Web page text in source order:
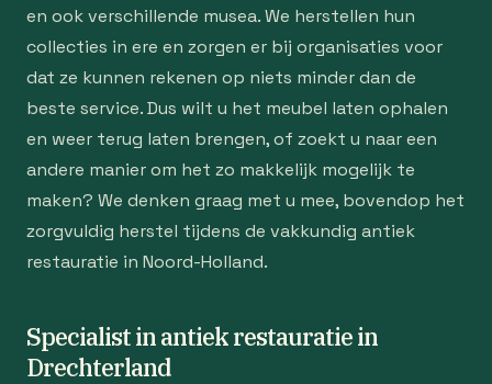
en ook verschillende musea. We herstellen hun
collecties in ere en zorgen er bij organisaties voor
dat ze kunnen rekenen op niets minder dan de
beste service. Dus wilt u het meubel laten ophalen
en weer terug laten brengen, of zoekt u naar een
andere manier om het zo makkelijk mogelijk te
maken? We denken graag met u mee, bovendop het
zorgvuldig herstel tijdens de vakkundig antiek
restauratie in Noord-Holland.
Specialist in antiek restauratie in
Drechterland